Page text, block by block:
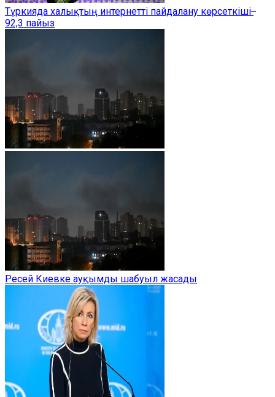
Түркияда халықтың интернетті пайдалану көрсеткіші ̶
92,3 пайыз
Ресей Киевке ауқымды шабуыл жасады